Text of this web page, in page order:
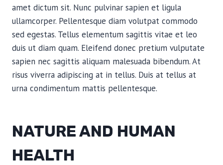
amet dictum sit. Nunc pulvinar sapien et ligula
ullamcorper. Pellentesque diam volutpat commodo
sed egestas. Tellus elementum sagittis vitae et leo
duis ut diam quam. Eleifend donec pretium vulputate
sapien nec sagittis aliquam malesuada bibendum. At
risus viverra adipiscing at in tellus. Duis at tellus at
urna condimentum mattis pellentesque.
NATURE AND HUMAN
HEALTH